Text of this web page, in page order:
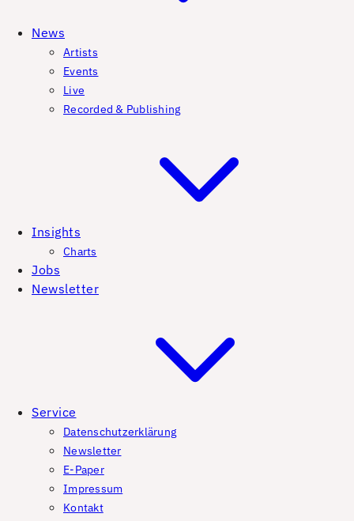
News
Artists
Events
Live
Recorded & Publishing
Insights
Charts
Jobs
Newsletter
Service
Datenschutzerklärung
Newsletter
E-Paper
Impressum
Kontakt